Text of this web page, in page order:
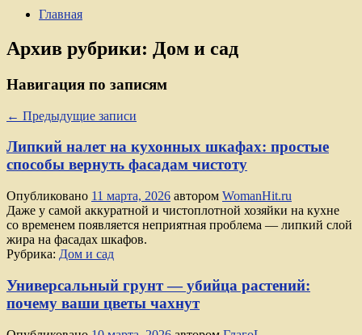
Главная
Архив рубрики: Дом и сад
Навигация по записям
← Предыдущие записи
Липкий налет на кухонных шкафах: простые
способы вернуть фасадам чистоту
Опубликовано 11 марта, 2026 автором WomanHit.ru
Даже у самой аккуратной и чистоплотной хозяйки на кухне
со временем появляется неприятная проблема — липкий слой
жира на фасадах шкафов.
Рубрика: Дом и сад
Универсальный грунт — убийца растений:
почему ваши цветы чахнут